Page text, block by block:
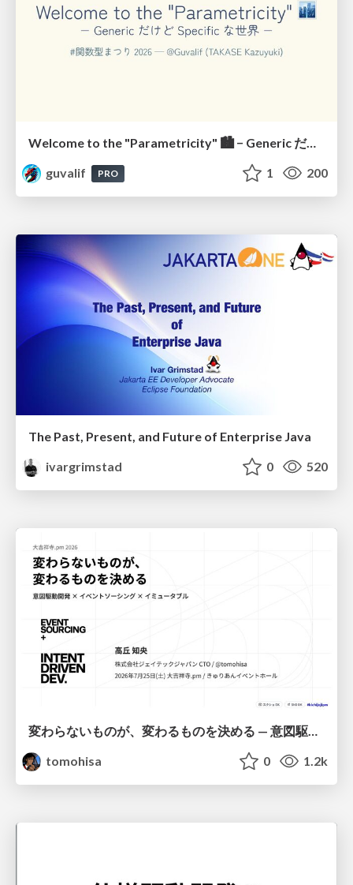
Welcome to the "Parametricity" 🏙️ − Generic だけど Specific な世界 −
guvalif
PRO 1 200
The Past, Present, and Future of Enterprise Java
ivargrimstad
0 520
tomohisa
0 1.2k